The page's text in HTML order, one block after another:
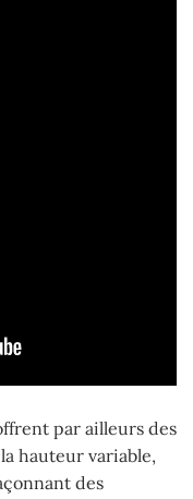
par ailleurs des
hauteur variable,
des